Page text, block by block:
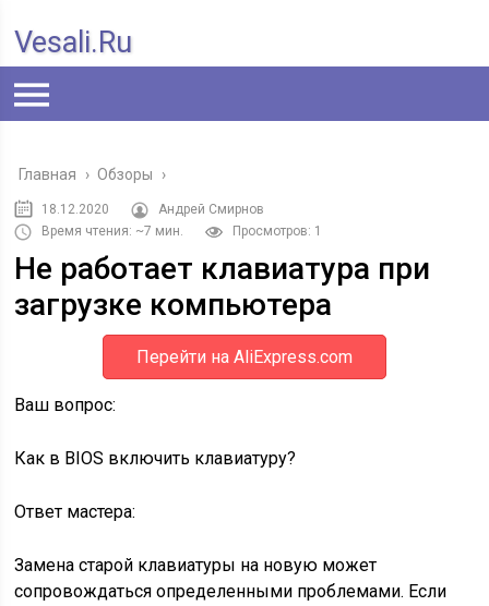
Vesali.ru
Главная › Обзоры ›
18.12.2020
Андрей Смирнов
Время чтения: ~7 мин.
Просмотров: 1
Не работает клавиатура при
загрузке компьютера
Перейти на AliExpress.com
Ваш вопрос:
Как в BIOS включить клавиатуру?
Ответ мастера:
Замена старой клавиатуры на новую может
сопровождаться определенными проблемами. Если